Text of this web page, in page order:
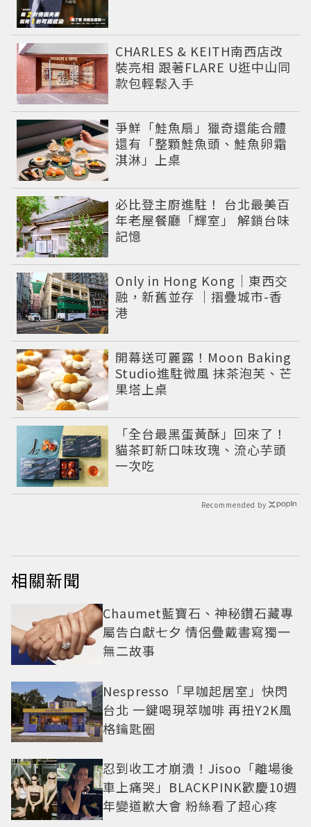
CHARLES & KEITH南西店改
裝亮相 跟著FLARE U逛中山同
款包輕鬆入手
爭鮮「鮭魚扇」獵奇還能合體
還有「整顆鮭魚頭、鮭魚卵霜
淇淋」上桌
必比登主廚進駐！ 台北最美百
年老屋餐廳「輝室」 解鎖台味
記憶
Only in Hong Kong｜東西交
融，新舊並存 ｜摺疊城市-香
港
開幕送可麗露！Moon Baking
Studio進駐微風 抹茶泡芙、芒
果塔上桌
「全台最黑蛋黃酥」回來了！
貓茶町新口味玫瑰、流心芋頭
一次吃
Recommended by
相關新聞
Chaumet藍寶石、神秘鑽石藏專
屬告白獻七夕 情侶疊戴書寫獨一
無二故事
Nespresso「早咖起居室」快閃
台北 一鍵喝現萃咖啡 再扭Y2K風
格鑰匙圈
忍到收工才崩潰！Jisoo「離場後
車上痛哭」BLACKPINK歡慶10週
年變道歉大會 粉絲看了超心疼